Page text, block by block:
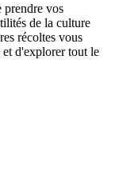
prendre vos
de la culture
récoltes vous
et d'explorer tout le